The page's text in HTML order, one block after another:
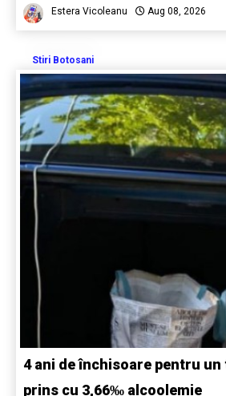
Estera Vicoleanu Aug 08, 2026
Stiri Botosani
4 ani de închisoare pentru
prins cu 3,66‰ alcoolemie